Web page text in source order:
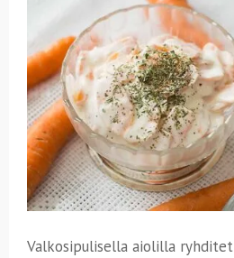
Valkosipulisella aiolilla